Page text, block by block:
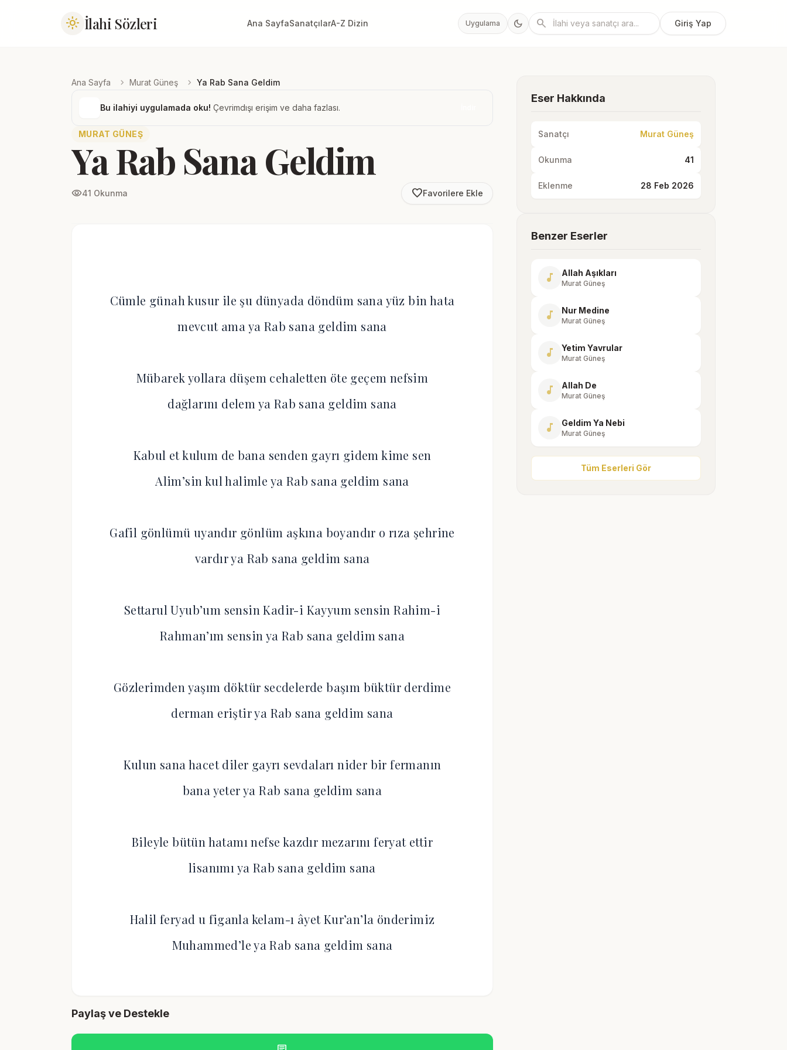
light_mode İlahi Sözleri Ana SayfaSanatçılarA-Z Dizin Uygulama dark_mode search Giriş Yap
Ana Sayfa chevron_right Murat Güneş chevron_right Ya Rab Sana Geldim
Bu ilahiyi uygulamada oku! Çevrimdışı erişim ve daha fazlası.
MURAT GÜNEŞ
Ya Rab Sana Geldim
visibility41 Okunma favorite_borderFavorilere Ekle
Cümle günah kusur ile şu dünyada döndüm sana yüz bin hata
mevcut ama ya Rab sana geldim sana
Mübarek yollara düşem cehaletten öte geçem nefsim
dağlarını delem ya Rab sana geldim sana
Kabul et kulum de bana senden gayrı gidem kime sen
Alim’sin kul halimle ya Rab sana geldim sana
Gafil gönlümü uyandır gönlüm aşkına boyandır o rıza şehrine
vardır ya Rab sana geldim sana
Settarul Uyub’um sensin Kadir-i Kayyum sensin Rahim-i
Rahman’ım sensin ya Rab sana geldim sana
Gözlerimden yaşım döktür secdelerde başım büktür derdime
derman eriştir ya Rab sana geldim sana
Kulun sana hacet diler gayrı sevdaları nider bir fermanın
bana yeter ya Rab sana geldim sana
Bileyle bütün hatamı nefse kazdır mezarını feryat ettir
lisanımı ya Rab sana geldim sana
Halil feryad u figanla kelam-ı âyet Kur’an’la önderimiz
Muhammed’le ya Rab sana geldim sana
Paylaş ve Destekle
Eser Hakkında
Sanatçı Murat Güneş
Okunma 41
Eklenme 28 Feb 2026
Benzer Eserler
music_note Allah Aşıkları
Murat Güneş
music_note Nur Medine
Murat Güneş
music_note Yetim Yavrular
Murat Güneş
music_note Allah De
Murat Güneş
music_note Geldim Ya Nebi
Murat Güneş
Tüm Eserleri Gör